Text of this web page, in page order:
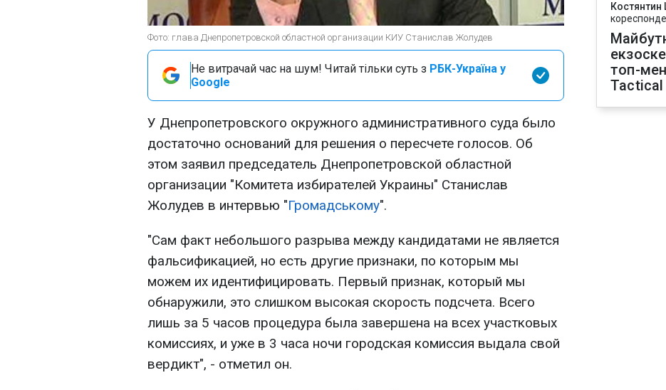
Фото: глава Днепропетровской областной организации КИУ Станислав Жолудев
Не витрачай час на шум! Читай тільки суть з РБК-Україна у
Google
У Днепропетровского окружного административного суда было
достаточно оснований для решения о пересчете голосов. Об
этом заявил председатель Днепропетровской областной
организации "Комитета избирателей Украины" Станислав
Жолудев в интервью "Громадському".
"Сам факт небольшого разрыва между кандидатами не является
фальсификацией, но есть другие признаки, по которым мы
можем их идентифицировать. Первый признак, который мы
обнаружили, это слишком высокая скорость подсчета. Всего
лишь за 5 часов процедура была завершена на всех участковых
комиссиях, и уже в 3 часа ночи городская комиссия выдала свой
вердикт", - отметил он.
топ-
Tactical